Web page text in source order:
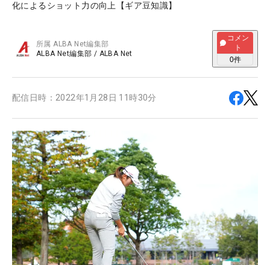
化によるショット力の向上【ギア豆知識】
所属ALBA Net編集部
ALBA Net編集部 / ALBA Net
コメン
ト
0件
配信日時： 2022年1月28日 11時30分